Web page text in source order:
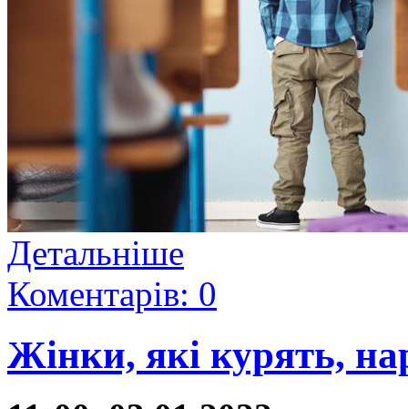
Детальніше
Коментарів: 0
Жінки, які курять,